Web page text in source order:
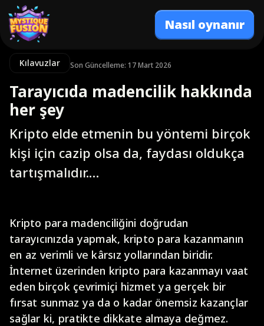
Nasıl oynanır
Kılavuzlar Son Güncelleme: 17 Mart 2026
Tarayıcıda madencilik hakkında
her şey
Kripto elde etmenin bu yöntemi birçok
kişi için cazip olsa da, faydası oldukça
tartışmalıdır.…
Kripto para madenciliğini doğrudan
tarayıcınızda yapmak, kripto para kazanmanın
en az verimli ve kârsız yollarından biridir.
İnternet üzerinden kripto para kazanmayı vaat
eden birçok çevrimiçi hizmet ya gerçek bir
fırsat sunmaz ya da o kadar önemsiz kazançlar
sağlar ki, pratikte dikkate almaya değmez.